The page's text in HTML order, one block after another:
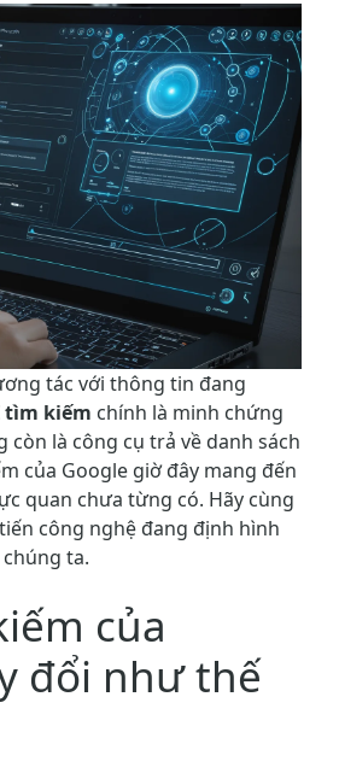
tác với thông tin đang
tìm kiếm chính là minh chứng
là công cụ trả về danh sách
của Google giờ đây mang đến
quan chưa từng có. Hãy cùng
công nghệ đang định hình
ta.
của
đổi như thế